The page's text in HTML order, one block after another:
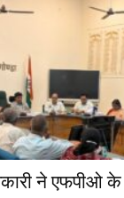
ने एफपीओ